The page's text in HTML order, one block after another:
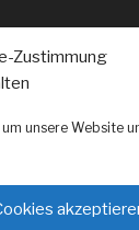
Zustimmung
unsere Website
uns